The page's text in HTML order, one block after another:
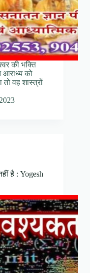
की भक्ति
को
वह शास्त्रों
है : Yogesh